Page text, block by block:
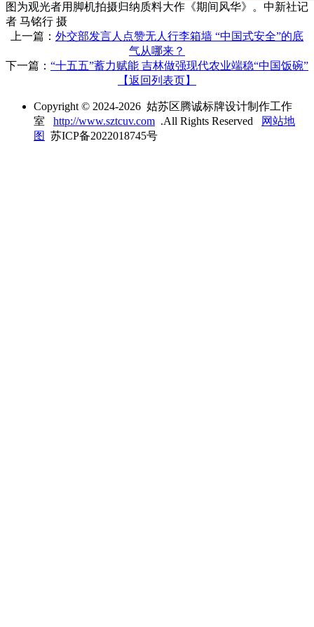
图为观光者用脚机拍摄归纳质料大作《期间风华》。中新社记
者 马铭行 摄
上一篇： 外交部发言人点赞无人行李箱墙 “中国式安全”的底
气从哪来？
下一篇： “十五五”蓄力赋能 吉林做强现代农业端稳“中国饭碗”
【返回列表页】
Copyright © 2024-2026 姑苏区腾诚标牌设计制作工作
室 http://www.sztcuv.com .All Rights Reserved
网站地
图 苏ICP备2022018745号